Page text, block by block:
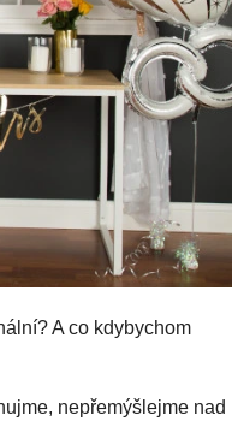
A co kdybychom
nepřemýšlejme nad